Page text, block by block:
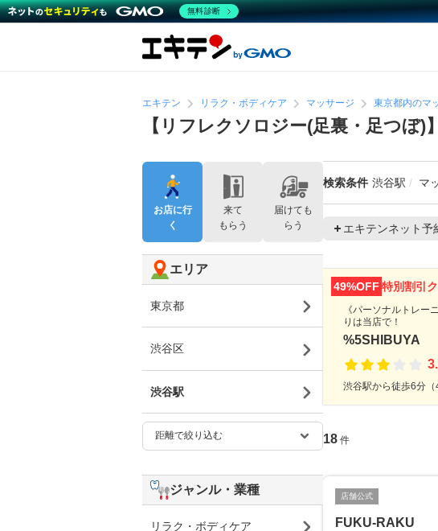
エキテン リラク・ボディケア マッサージ 東京都内のマ
【リフレクソロジー(足裏・足つぼ
検索条件 渋谷駅 マ
エキテンネット予
49%OFF 特別割引
《パーソナルトレー
りは当店で！
%5SHIBUYA
渋谷駅から徒歩6分
18 件
店舗公式
FUKU-RAKU
お店に行
く
来て
もらう
届けても
らう
エリア
東京都
渋谷区
渋谷駅
ジャンル・業種
リラク・ボディケア
無料診断